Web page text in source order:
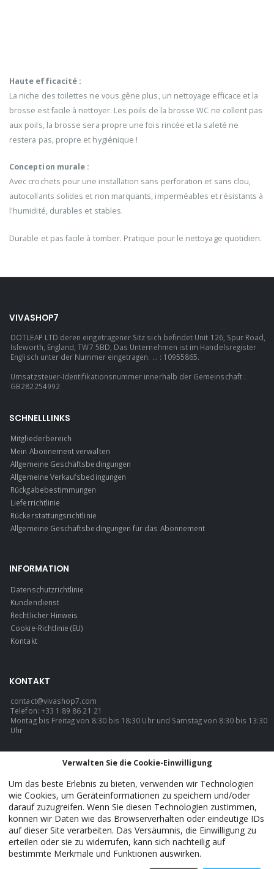
Haute efficacité :
La niche des toilettes ne vous gêne plus, un nettoyage efficace et la
brosse est facile à nettoyer. Les poils de la brosse WC ne collent pas
aux poils, la brosse sera propre une fois rincée et la saleté ne
restera pas, propre et hygiénique !
Conception murale :
Avec crochets pour une installation sans perforation et sans clou,
autocollants solides et non marquants, imperméables et résistants à
l'humidité, durables et stables.
Durable et pas facile à tomber. Pratique pour le nettoyage quotidien.
VIVASHOP7
DOTLEAP LTD deren eingetragener Sitz sich befindet Unit 126, Spur Road,
Isleworth, England, TW7 5BD, Das Unternehmen ist im Handelsregister
Englisch unter der Nummer eingetragen. ... : 10955865.
Umsatzsteuer-Identifikationsnummer innerhalb der Gemeinschaft :
GB282254992
SCHNELLLINKS
Mitgliederbereich
Mein Abonnement verwalten
Allgemeine Geschäftsbedingungen
Allgemeine Verkaufsbedingungen
Rückgabebestimmungen
Lieferrichtlinie
Rückerstattungsrichtlinie
Allgemeine Geschäftsbedingungen für das Abonnement
INFORMATION
Datenschutzrichtlinie
Kundendienst
Rechtlicher Hinweis
Cookie-Richtlinie (EU)
Kontakt
KONTAKT
contact@vivashop7.com
Telefon: +33 1 89 86 21 21
Montag bis Freitag von 8:30 bis 18:30 Uhr und Samstag von 8:30 bis 13:30
Uhr
VivaShop7 - Official. © 2026. ALLE RECHTE VORBEHALTEN.
Verwalten Sie die Cookie-Einwilligung
Um das beste Erlebnis zu bieten, verwenden wir Technologien
wie Cookies, um Geräteinformationen zu speichern und/oder
darauf zuzugreifen. Wenn Sie diesen Technologien zustimmen,
können wir Daten wie das Browserverhalten oder eindeutige IDs
auf dieser Site verarbeiten. Das Versäumnis, die Einwilligung zu
erteilen oder sie zu widerrufen, kann sich nachteilig auf
bestimmte Merkmale und Funktionen auswirken.